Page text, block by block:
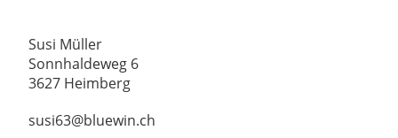
Susi Müller
Sonnhaldeweg 6
3627 Heimberg
susi63@bluewin.ch